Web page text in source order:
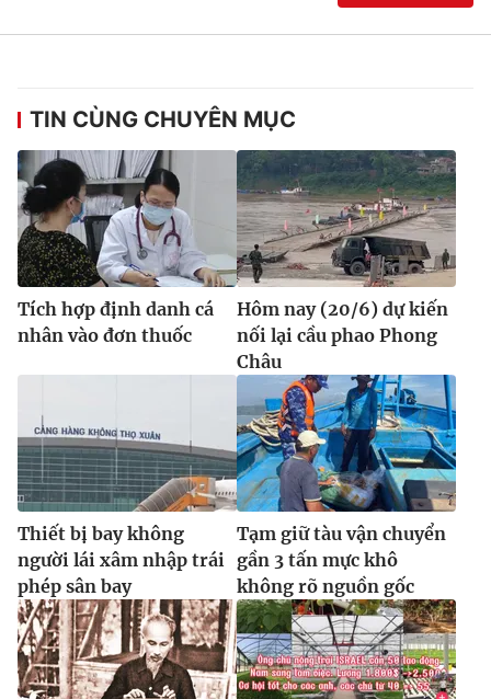
TIN CÙNG CHUYÊN MỤC
Tích hợp định danh cá
nhân vào đơn thuốc
Hôm nay (20/6) dự kiến
nối lại cầu phao Phong
Châu
Thiết bị bay không
người lái xâm nhập trái
phép sân bay
Tạm giữ tàu vận chuyển
gần 3 tấn mực khô
không rõ nguồn gốc